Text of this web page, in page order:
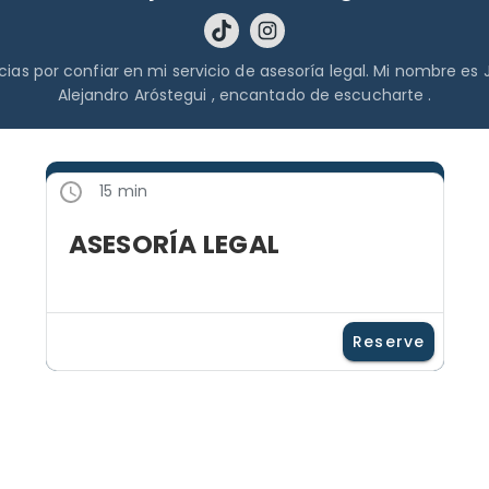
por confiar en mi servicio de asesoría legal. Mi nombre es
Alejandro Aróstegui , encantado de escucharte .
15 min
ASESORÍA LEGAL
Reserve